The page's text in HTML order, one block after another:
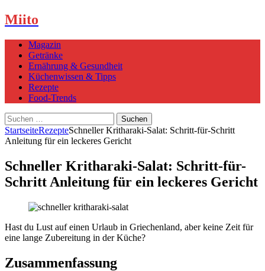
Miito
Magazin
Getränke
Ernährung & Gesundheit
Küchenwissen & Tipps
Rezepte
Food-Trends
Suchen
nach:
StartseiteRezepteSchneller Kritharaki-Salat: Schritt-für-Schritt
Anleitung für ein leckeres Gericht
Schneller Kritharaki-Salat: Schritt-für-
Schritt Anleitung für ein leckeres Gericht
Hast du Lust auf einen Urlaub in Griechenland, aber keine Zeit für
eine lange Zubereitung in der Küche?
Zusammenfassung